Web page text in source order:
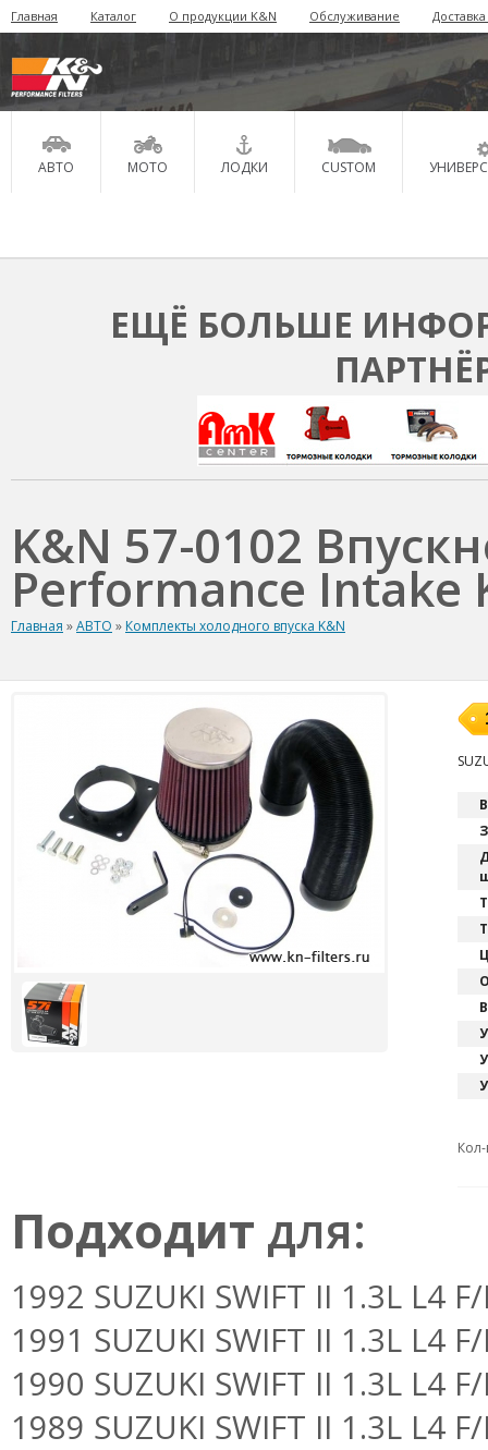
Главная Каталог О продукции K&N Обслуживание
АВТО МОТО ЛОДКИ CUSTOM
ЕЩЁ БОЛЬШЕ
K&N 57-0102
Performance Intake
Главная »АВТО » Комплекты холодного впуска K&N
Подходит для:
1992 SUZUKI SWIFT II 1.3L L4
1991 SUZUKI SWIFT II 1.3L L4
1990 SUZUKI SWIFT II 1.3L L4
1989 SUZUKI SWIFT II 1.3L L4